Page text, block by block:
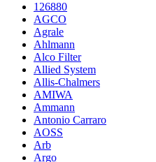
126880
AGCO
Agrale
Ahlmann
Alco Filter
Allied System
Allis-Chalmers
AMIWA
Ammann
Antonio Carraro
AOSS
Arb
Argo